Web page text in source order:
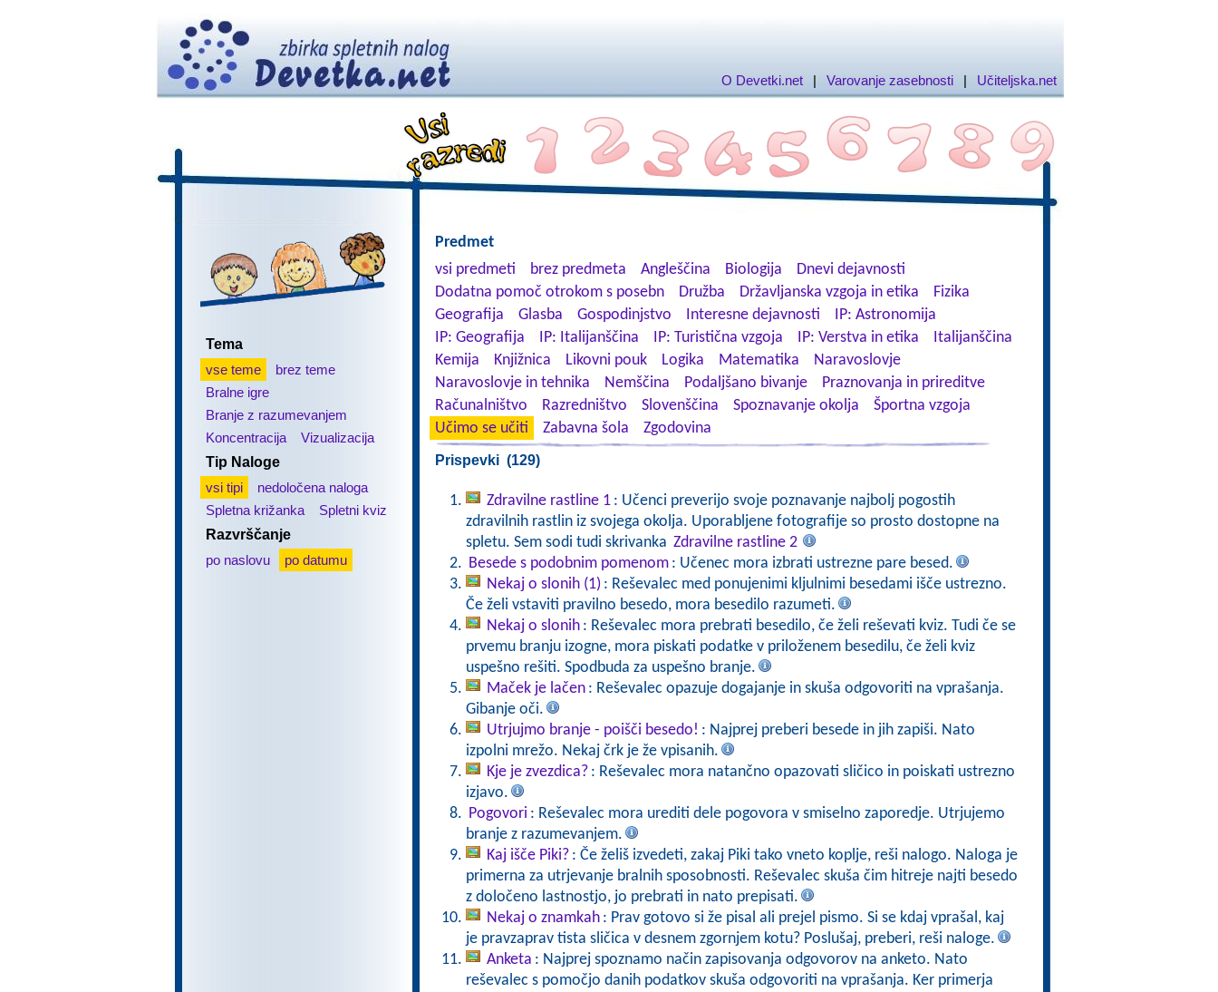
O Devetki.net | Varovanje zasebnosti | Učiteljska.net
Tema
vse teme
brez teme
Bralne igre
Branje z razumevanjem
Koncentracija
Vizualizacija
Tip Naloge
vsi tipi
nedoločena naloga
Spletna križanka
Spletni kviz
Razvrščanje
po naslovu
po datumu
Predmet
vsi predmeti
brez predmeta Angleščina Biologija
Dnevi dejavnosti
Dodatna pomoč otrokom s posebn
Družba Državljanska vzgoja in etika
Fizika
Geografija
Glasba Gospodinjstvo Interesne dejavnosti
IP: Astronomija
IP: Geografija
IP: Italijanščina IP: Turistična vzgoja IP: Verstva in etika
Italijanščina
Kemija
Knjižnica Likovni pouk Logika Matematika
Naravoslovje
Naravoslovje in tehnika
Nemščina Podaljšano bivanje
Praznovanja in prireditve
Računalništvo
Razredništvo Slovenščina Spoznavanje okolja
Športna vzgoja
Učimo se učiti
Zabavna šola Zgodovina
Prispevki (129)
Zdravilne rastline 1 : Učenci preverijo svoje poznavanje najbolj pogostih
zdravilnih rastlin iz svojega okolja. Uporabljene fotografije so prosto dostopne na
spletu. Sem sodi tudi skrivanka Zdravilne rastline 2
Besede s podobnim pomenom : Učenec mora izbrati ustrezne pare besed.
Nekaj o slonih (1) : Reševalec med ponujenimi kljulnimi besedami išče ustrezno.
Če želi vstaviti pravilno besedo, mora besedilo razumeti.
Nekaj o slonih : Reševalec mora prebrati besedilo, če želi reševati kviz. Tudi če se
prvemu branju izogne, mora piskati podatke v priloženem besedilu, če želi kviz
uspešno rešiti. Spodbuda za uspešno branje.
Maček je lačen : Reševalec opazuje dogajanje in skuša odgovoriti na vprašanja.
Gibanje oči.
Utrjujmo branje - poišči besedo! : Najprej preberi besede in jih zapiši. Nato
izpolni mrežo. Nekaj črk je že vpisanih.
Kje je zvezdica? : Reševalec mora natančno opazovati sličico in poiskati ustrezno
izjavo.
Pogovori : Reševalec mora urediti dele pogovora v smiselno zaporedje. Utrjujemo
branje z razumevanjem.
Kaj išče Piki? : Če želiš izvedeti, zakaj Piki tako vneto koplje, reši nalogo. Naloga je
primerna za utrjevanje bralnih sposobnosti. Reševalec skuša čim hitreje najti besedo
z določeno lastnostjo, jo prebrati in nato prepisati.
Nekaj o znamkah : Prav gotovo si že pisal ali prejel pismo. Si se kdaj vprašal, kaj
je pravzaprav tista sličica v desnem zgornjem kotu? Poslušaj, preberi, reši naloge.
Anketa : Najprej spoznamo način zapisovanja odgovorov na anketo. Nato
reševalec s pomočjo danih podatkov skuša odgovoriti na vprašanja. Ker primerja